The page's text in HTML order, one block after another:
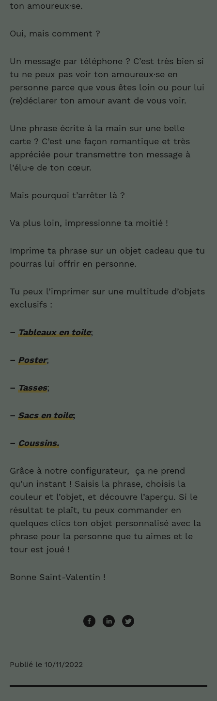
ton amoureux·se.
Oui, mais comment ?
Un message par téléphone ? C’est très bien si
tu ne peux pas voir ton amoureux·se en
personne parce que vous êtes loin ou pour lui
(re)déclarer ton amour avant de vous voir.
Une phrase écrite à la main sur une belle
carte ? C’est une façon romantique et très
appréciée pour transmettre ton message à
l’élu·e de ton cœur.
Mais pourquoi t’arrêter là ?
Va plus loin, impressionne ta moitié !
Imprime ta phrase sur un objet cadeau que tu
pourras lui offrir en personne.
Tu peux l’imprimer sur une multitude d’objets
exclusifs :
– Tableaux en toile;
– Poster;
– Tasses;
– Sacs en toile;
– Coussins.
Grâce à notre configurateur, ça ne prend
qu’un instant ! Saisis la phrase, choisis la
couleur et l’objet, et découvre l’aperçu. Si le
résultat te plaît, tu peux commander en
quelques clics ton objet personnalisé avec la
phrase pour la personne que tu aimes et le
tour est joué !
Bonne Saint-Valentin !
Publié le 10/11/2022